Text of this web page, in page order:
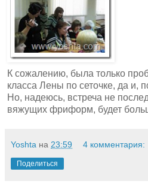
К сожалению, была только
класса Лены по сеточке, да и,
Но, надеюсь, встреча не
вяжущих фриформ, будет
Yoshta на 23:59 4 комментария:
Поделиться